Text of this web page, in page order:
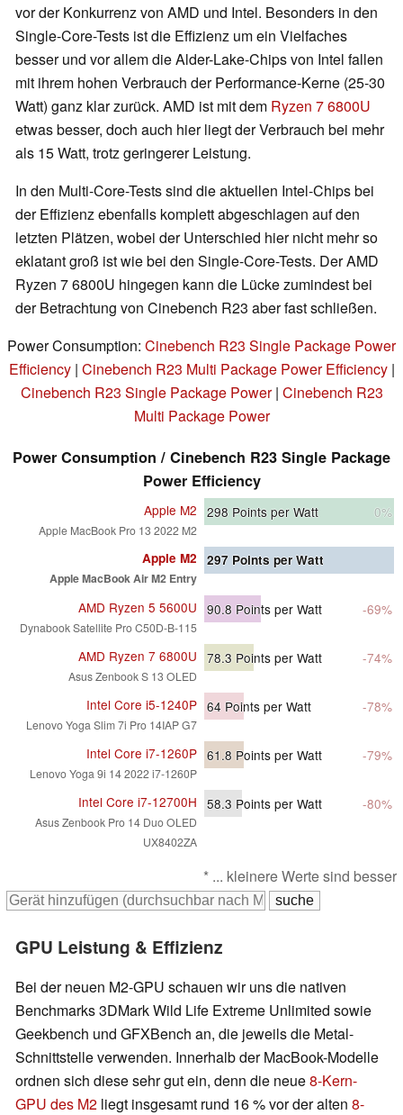
vor der Konkurrenz von AMD und Intel. Besonders in den
Single-Core-Tests ist die Effizienz um ein Vielfaches
besser und vor allem die Alder-Lake-Chips von Intel fallen
mit ihrem hohen Verbrauch der Performance-Kerne (25-30
Watt) ganz klar zurück. AMD ist mit dem Ryzen 7 6800U
etwas besser, doch auch hier liegt der Verbrauch bei mehr
als 15 Watt, trotz geringerer Leistung.
In den Multi-Core-Tests sind die aktuellen Intel-Chips bei
der Effizienz ebenfalls komplett abgeschlagen auf den
letzten Plätzen, wobei der Unterschied hier nicht mehr so
eklatant groß ist wie bei den Single-Core-Tests. Der AMD
Ryzen 7 6800U hingegen kann die Lücke zumindest bei
der Betrachtung von Cinebench R23 aber fast schließen.
Power Consumption: Cinebench R23 Single Package Power
Efficiency| Cinebench R23 Multi Package Power Efficiency|
Cinebench R23 Single Package Power| Cinebench R23
Multi Package Power
Power Consumption / Cinebench R23 Single Package
Power Efficiency
Apple M2
Apple MacBook Pro 13 2022 M2
298 Points per Watt 0%
Apple M2
Apple MacBook Air M2 Entry
297 Points per Watt
AMD Ryzen 5 5600U
Dynabook Satellite Pro C50D-B-115
90.8 Points per Watt -69%
AMD Ryzen 7 6800U
Asus Zenbook S 13 OLED
78.3 Points per Watt -74%
Intel Core i5-1240P
Lenovo Yoga Slim 7i Pro 14IAP G7
64 Points per Watt -78%
Intel Core i7-1260P
Lenovo Yoga 9i 14 2022 i7-1260P
61.8 Points per Watt -79%
Intel Core i7-12700H
Asus Zenbook Pro 14 Duo OLED
UX8402ZA
58.3 Points per Watt -80%
* ... kleinere Werte sind besser
GPU Leistung & Effizienz
Bei der neuen M2-GPU schauen wir uns die nativen
Benchmarks 3DMark Wild Life Extreme Unlimited sowie
Geekbench und GFXBench an, die jeweils die Metal-
Schnittstelle verwenden. Innerhalb der MacBook-Modelle
ordnen sich diese sehr gut ein, denn die neue8-Kern-
GPU des M2 liegt insgesamt rund 16 % vor der alten 8-